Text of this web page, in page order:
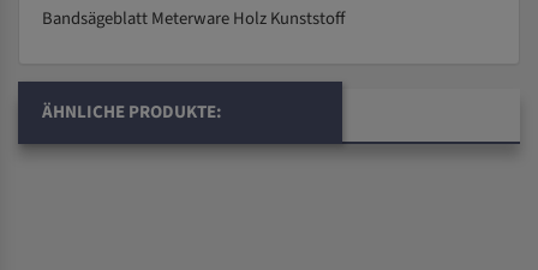
Bandsägeblatt Meterware Holz Kunststoff
ÄHNLICHE PRODUKTE: